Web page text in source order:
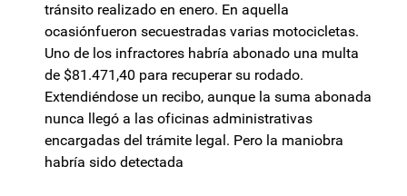
tránsito realizado en enero. En aquella
ocasiónfueron secuestradas varias motocicletas.
Uno de los infractores habría abonado una multa
de $81.471,40 para recuperar su rodado.
Extendiéndose un recibo, aunque la suma abonada
nunca llegó a las oficinas administrativas
encargadas del trámite legal. Pero la maniobra
habría sido detectada